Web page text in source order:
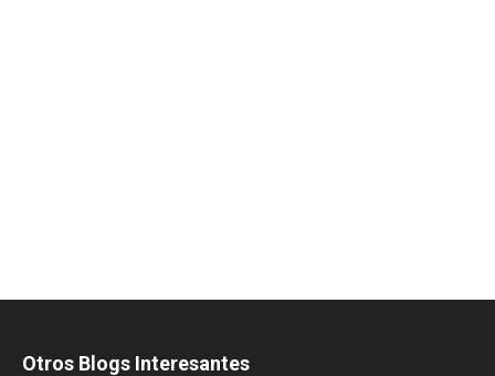
Otros Blogs Interesantes